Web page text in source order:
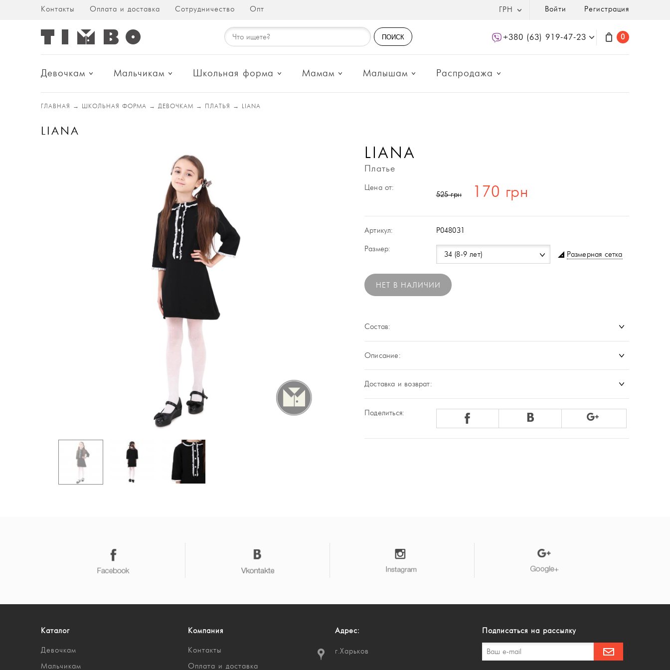
Контакты Оплата и доставка Сотрудничество Опт ГРН Войти Регистрация
+380 (63) 919-47-23 0
ПОИСК
Девочкам Мальчикам Школьная форма Мамам Малышам Распродажа
ГЛАВНАЯ → ШКОЛЬНАЯ ФОРМА → ДЕВОЧКАМ → ПЛАТЬЯ → LIANA
LIANA
LIANA
Платье
Цена от:
525 грн
170 грн
Артикул: P048031
Размер:
34 (8-9 лет) Размерная сетка
НЕТ В НАЛИЧИИ
Состав:
Описание:
Доставка и возврат:
Поделиться:
Каталог
Девочкам
Мальчикам
Компания
Контакты
Оплата и доставка
Адрес:
г.Харьков
Подписаться на рассылку